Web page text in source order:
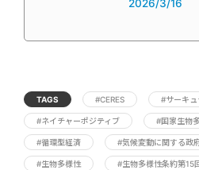
2026/3/16
TAGS #CERES #サーキュ
#ネイチャーポジティブ #国家生物
#循環型経済 #気候変動に関する政
#生物多様性 #生物多様性条約第15